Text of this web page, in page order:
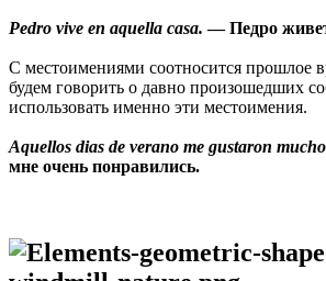
Pedro vive en aquella casa. — Педро
С местоимениями соотносится прошлое
будем говорить о давно произошедших
использовать именно эти местоимения.
Aquellos dias de verano me gustaron
мне очень понравились.